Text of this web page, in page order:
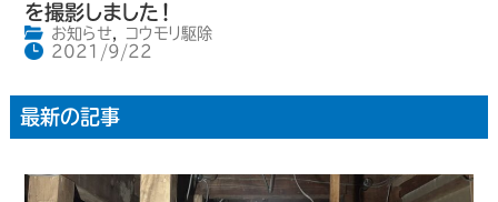
を撮影しました！
お知らせ,
コウモリ駆除
2021/9/22
最新の記事